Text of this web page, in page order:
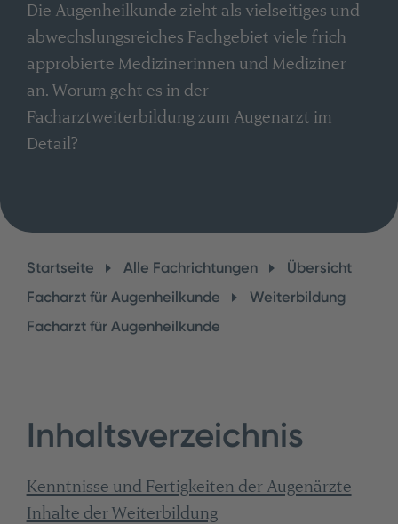
Die Augenheilkunde zieht als vielseitiges und
abwechslungsreiches Fachgebiet viele frich
approbierte Medizinerinnen und Mediziner
an. Worum geht es in der
Facharztweiterbildung zum Augenarzt im
Detail?
Startseite Alle Fachrichtungen
Übersicht
Facharzt für Augenheilkunde
Weiterbildung
Facharzt für Augenheilkunde
Inhaltsverzeichnis
Kenntnisse und Fertigkeiten der Augenärzte
Inhalte der Weiterbildung